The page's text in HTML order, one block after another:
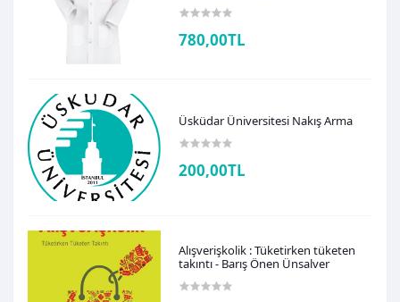
780,00TL
Üsküdar Üniversitesi Nakış Arma
200,00TL
Alışverişkolik : Tüketirken tüketen
takıntı - Barış Önen Ünsalver